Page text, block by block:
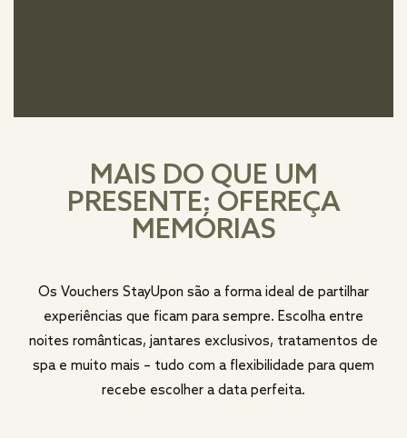
MAIS DO QUE UM
PRESENTE: OFEREÇA
MEMÓRIAS
Os Vouchers StayUpon são a forma ideal de partilhar
experiências que ficam para sempre. Escolha entre
noites românticas, jantares exclusivos, tratamentos de
spa e muito mais – tudo com a flexibilidade para quem
recebe escolher a data perfeita.